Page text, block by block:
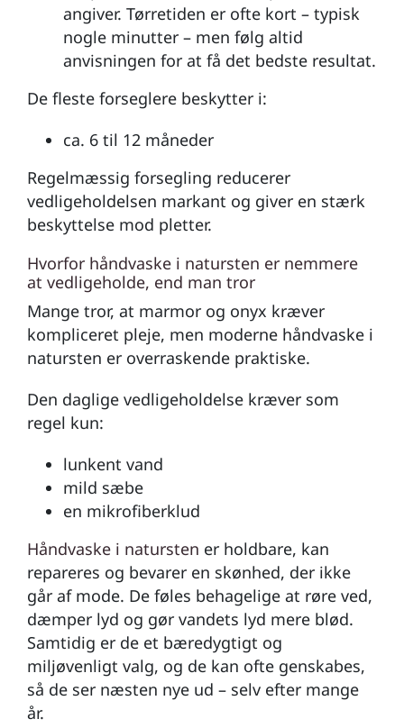
angiver. Tørretiden er ofte kort – typisk
nogle minutter – men følg altid
anvisningen for at få det bedste resultat.
De fleste forseglere beskytter i:
ca. 6 til 12 måneder
Regelmæssig forsegling reducerer
vedligeholdelsen markant og giver en stærk
beskyttelse mod pletter.
Hvorfor håndvaske i natursten er nemmere
at vedligeholde, end man tror
Mange tror, at marmor og onyx kræver
kompliceret pleje, men moderne håndvaske i
natursten er overraskende praktiske.
Den daglige vedligeholdelse kræver som
regel kun:
lunkent vand
mild sæbe
en mikrofiberklud
Håndvaske i natursten er holdbare, kan
repareres og bevarer en skønhed, der ikke
går af mode. De føles behagelige at røre ved,
dæmper lyd og gør vandets lyd mere blød.
Samtidig er de et bæredygtigt og
miljøvenligt valg, og de kan ofte genskabes,
så de ser næsten nye ud – selv efter mange
år.